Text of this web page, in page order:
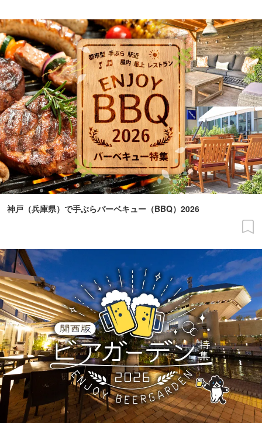
神戸（兵庫県）で手ぶらバーベキュー（BBQ）2026